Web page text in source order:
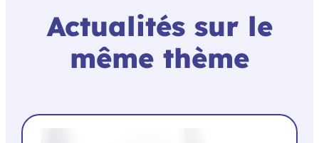
Actualités sur le
même thème